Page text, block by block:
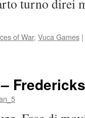
turno
of War, Vuca Games |